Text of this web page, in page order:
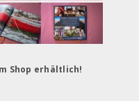
im Shop erhältlich!